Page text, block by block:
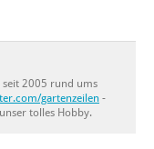
2005 rund ums
gartenzeilen -
tolles Hobby.